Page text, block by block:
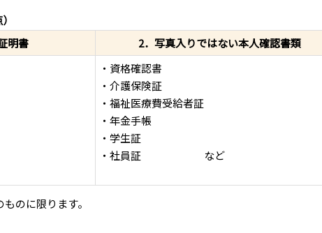
明書
2．写真入りではない本人確認書類
・資格確認書
・介護保険証
・福祉医療費受給者証
・年金手帳
・学生証
・社員証 など
のに限ります。